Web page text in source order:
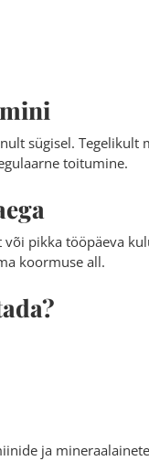
sügisel.
toitumine.
pikka tööpäeva
koormuse all.
ja